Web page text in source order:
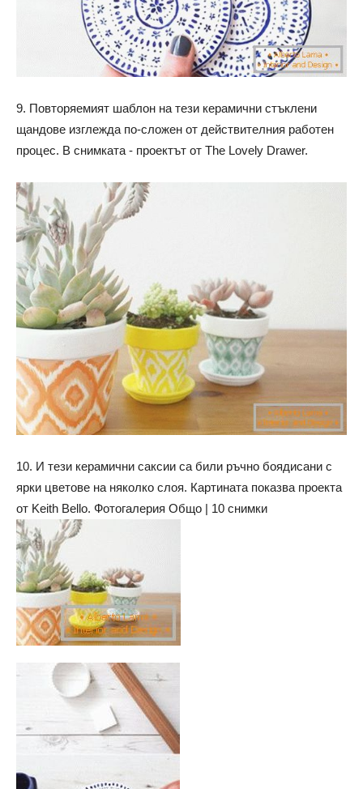
9. Повторяемият шаблон на тези керамични стъклени
щандове изглежда по-сложен от действителния работен
процес. В снимката - проектът от The Lovely Drawer.
10. И тези керамични саксии са били ръчно боядисани с
ярки цветове на няколко слоя. Картината показва проекта
от Keith Bello. Фотогалерия Общо | 10 снимки